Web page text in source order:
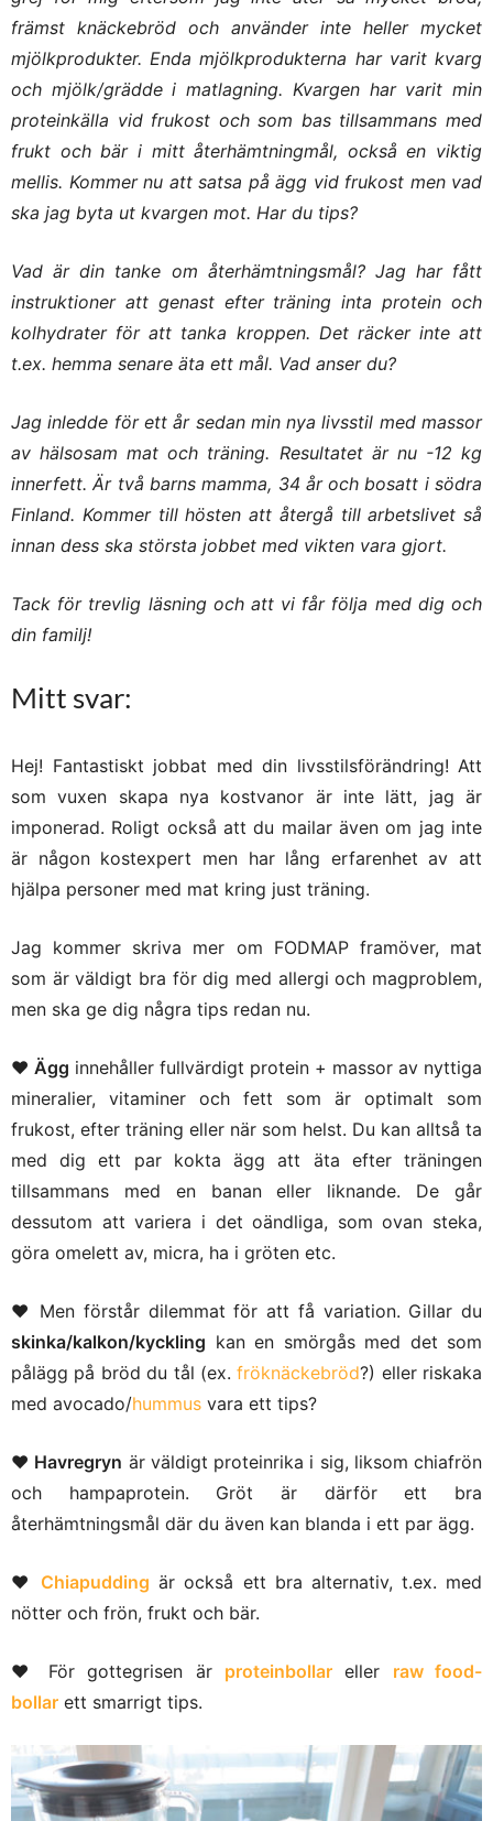
främst knäckebröd och använder inte heller mycket
mjölkprodukter. Enda mjölkprodukterna har varit kvarg
och mjölk/grädde i matlagning. Kvargen har varit min
proteinkälla vid frukost och som bas tillsammans med
frukt och bär i mitt återhämtningmål, också en viktig
mellis. Kommer nu att satsa på ägg vid frukost men vad
ska jag byta ut kvargen mot. Har du tips?
Vad är din tanke om återhämtningsmål? Jag har fått
instruktioner att genast efter träning inta protein och
kolhydrater för att tanka kroppen. Det räcker inte att
t.ex. hemma senare äta ett mål. Vad anser du?
Jag inledde för ett år sedan min nya livsstil med massor
av hälsosam mat och träning. Resultatet är nu -12 kg
innerfett. Är två barns mamma, 34 år och bosatt i södra
Finland. Kommer till hösten att återgå till arbetslivet så
innan dess ska största jobbet med vikten vara gjort.
Tack för trevlig läsning och att vi får följa med dig och
din familj!
Mitt svar:
Hej! Fantastiskt jobbat med din livsstilsförändring! Att
som vuxen skapa nya kostvanor är inte lätt, jag är
imponerad. Roligt också att du mailar även om jag inte
är någon kostexpert men har lång erfarenhet av att
hjälpa personer med mat kring just träning.
Jag kommer skriva mer om FODMAP framöver, mat
som är väldigt bra för dig med allergi och magproblem,
men ska ge dig några tips redan nu.
♥ Ägg innehåller fullvärdigt protein + massor av nyttiga
mineralier, vitaminer och fett som är optimalt som
frukost, efter träning eller när som helst. Du kan alltså ta
med dig ett par kokta ägg att äta efter träningen
tillsammans med en banan eller liknande. De går
dessutom att variera i det oändliga, som ovan steka,
göra omelett av, micra, ha i gröten etc.
♥ Men förstår dilemmat för att få variation. Gillar du
skinka/kalkon/kyckling kan en smörgås med det som
pålägg på bröd du tål (ex.fröknäckebröd?) eller riskaka
med avocado/hummus vara ett tips?
♥ Havregryn är väldigt proteinrika i sig, liksom chiafrön
och hampaprotein. Gröt är därför ett bra
återhämtningsmål där du även kan blanda i ett par ägg.
♥ Chiapudding är också ett bra alternativ, t.ex. med
nötter och frön, frukt och bär.
♥ För gottegrisen är proteinbollareller raw food-
bollar ett smarrigt tips.